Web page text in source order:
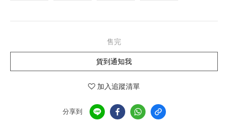
售完
貨到通知我
加入追蹤清單
分享到